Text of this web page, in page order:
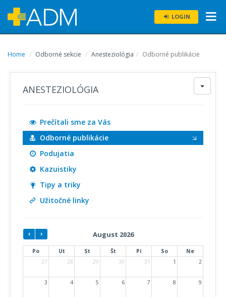
LOGIN
Home Odborné sekcie Anesteziológia Odborné publikácie
ANESTEZIOLÓGIA
Prečítali sme za Vás
Odborné publikácie
Podujatia
Kazuistiky
Tipy a triky
Užitočné linky
August 2026
Po Ut St Št Pi So
Ne
27
28 29 30 31 1 2
3 4 5 6 7 8 9